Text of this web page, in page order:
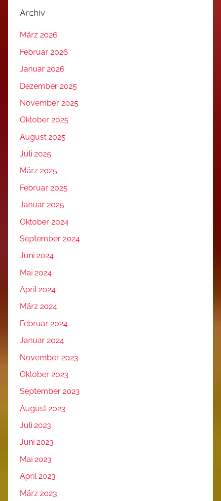
Archiv
März 2026
Februar 2026
Januar 2026
Dezember 2025
November 2025
Oktober 2025
August 2025
Juli 2025
März 2025
Februar 2025
Januar 2025
Oktober 2024
September 2024
Juni 2024
Mai 2024
April 2024
März 2024
Februar 2024
Januar 2024
November 2023
Oktober 2023
September 2023
August 2023
Juli 2023
Juni 2023
Mai 2023
April 2023
März 2023